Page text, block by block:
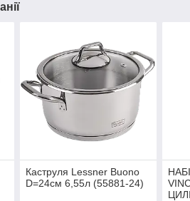
Каструля Lessner Buono
D=24см 6,55л (55881-24)